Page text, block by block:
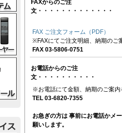
FAXからのご注
文・・・・・・・・・・・・・
FAX ご注文フォーム（PDF）
※FAXにてご注文明細、納期のご
FAX 03-5806-0751
お電話からのご注
文・・・・・・・・・・
※お電話にて金額、納期のご案内
TEL 03-6820-7355
お急ぎの方は 事前にお電話かメ
願いします。